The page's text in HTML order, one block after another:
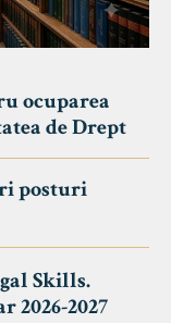
ocuparea
de Drept
posturi
Skills.
2027